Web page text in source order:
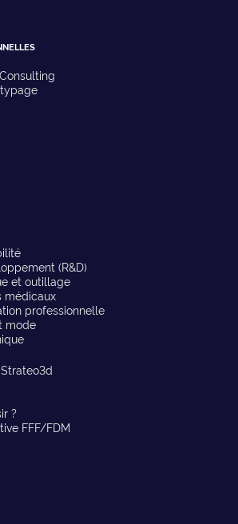
(R&D)
et outillage
médicaux
professionnelle
mode
?
FFF/FDM